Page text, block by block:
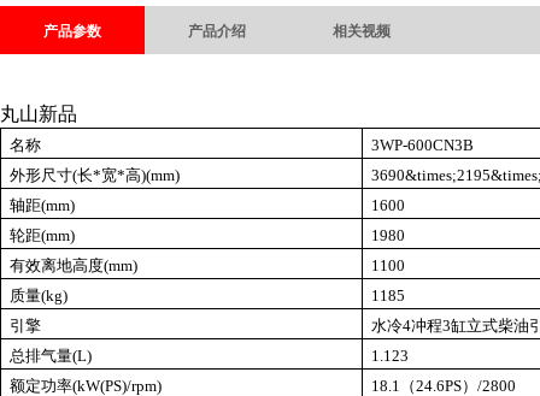
产品参数 产品介绍 相关视频
丸山新品
名称
3WP-600CN3B
外形尺寸(长*宽*高)(mm)
轴距(mm)
1600
轮距(mm)
1980
有效离地高度(mm)
1100
质量(kg)
1185
引擎
水冷4冲程3缸立式柴油
总排气量(L)
1.123
额定功率(kW(PS)/rpm) 18.1 （24.6PS）/2800